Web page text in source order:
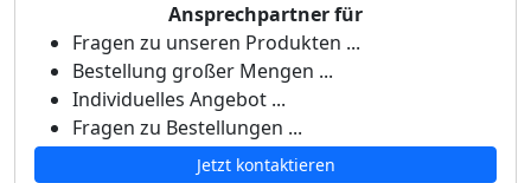
Ansprechpartner für
Fragen zu unseren Produkten ...
Bestellung großer Mengen ...
Individuelles Angebot ...
Fragen zu Bestellungen ...
Jetzt kontaktieren